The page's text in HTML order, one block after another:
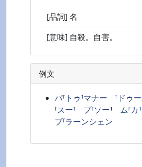
[品詞] 名
[意味] 自殺。自害。
例文
パ⸢トゥ⸣マナー ⸣ドゥ
⸢スー⸣ プ⸢ソー⸣ ム⸢カ
ブ⸢ラーンシェン